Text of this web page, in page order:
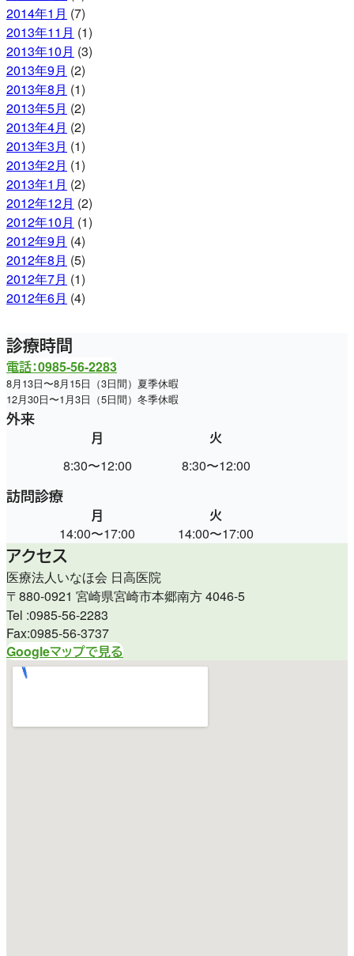
2014年1月 (7)
2013年11月 (1)
2013年10月 (3)
2013年9月 (2)
2013年8月 (1)
2013年5月 (2)
2013年4月 (2)
2013年3月 (1)
2013年2月 (1)
2013年1月 (2)
2012年12月 (2)
2012年10月 (1)
2012年9月 (4)
2012年8月 (5)
2012年7月 (1)
2012年6月 (4)
診療時間
電話：0985-56-2283
8月13日〜8月15日（3日間）夏季休暇
12月30日〜1月3日（5日間）冬季休暇
外来
月 火
8:30〜12:00
8:30〜12:00
訪問診療
月 火
14:00〜17:00
14:00〜17:00
アクセス
医療法人いなほ会 日高医院
〒880-0921 宮崎県宮崎市本郷南方 4046-5
Tel :0985-56-2283
Fax:0985-56-3737
Googleマップで見る